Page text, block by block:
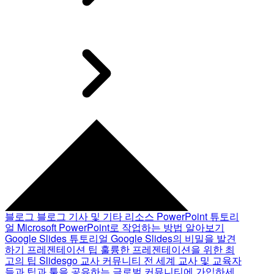
블로그 블로그 기사 및 기타 리소스 PowerPoint 튜토리
얼 Microsoft PowerPoint로 작업하는 방법 알아보기
Google Slides 튜토리얼 Google Slides의 비밀을 발견
하기 프레젠테이션 팁 훌륭한 프레젠테이션을 위한 최
고의 팁 Slidesgo 교사 커뮤니티 전 세계 교사 및 교육자